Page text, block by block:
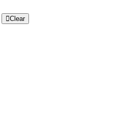
Clear